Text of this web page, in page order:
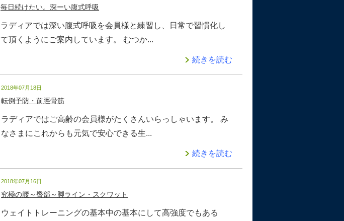
毎日続けたい。深ーい腹式呼吸
ラディアでは深い腹式呼吸を会員様と練習し、日常で習慣化し
て頂くようにご案内しています。 むつか...
続きを読む
2018年07月18日
転倒予防・前脛骨筋
ラディアではご高齢の会員様がたくさんいらっしゃいます。 み
なさまにこれからも元気で安心できる生...
続きを読む
2018年07月16日
究極の腰～臀部～脚ライン・スクワット
ウェイトトレーニングの基本中の基本にして高強度でもある